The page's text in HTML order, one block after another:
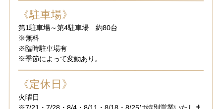
《駐車場》
第1駐車場～第4駐車場 約80台
※無料
※臨時駐車場有
※季節によって変動あり。
《定休日》
火曜日